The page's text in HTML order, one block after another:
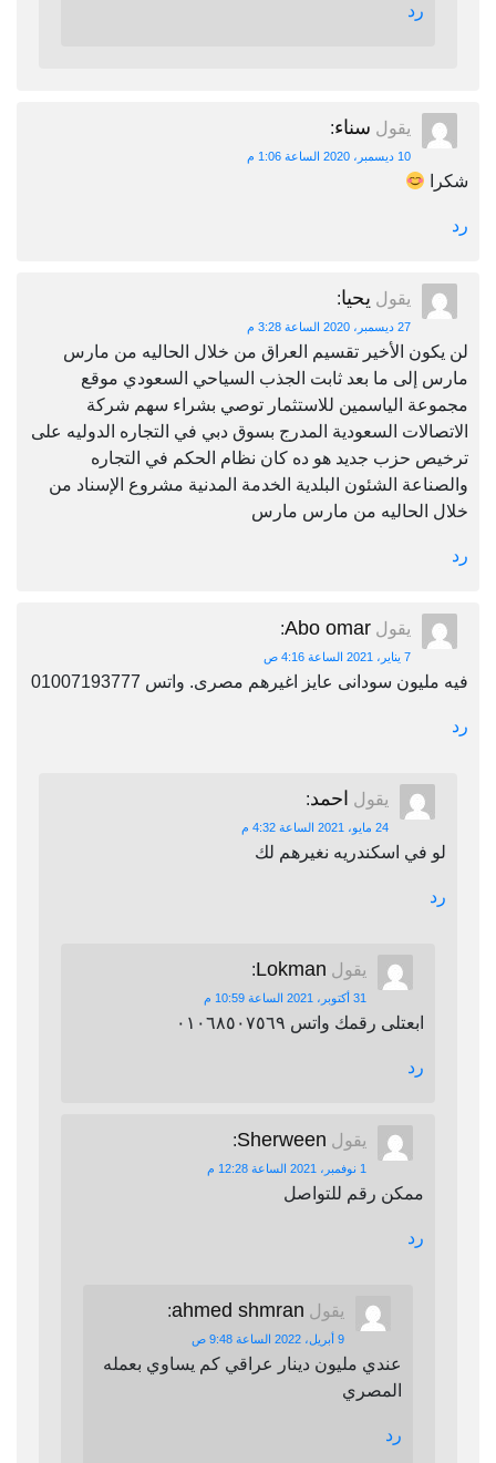
رد
يقول سناء:
10 ديسمبر، 2020 الساعة 1:06 م
شكرا
رد
يقول يحيا:
27 ديسمبر، 2020 الساعة 3:28 م
لن يكون الأخير تقسيم العراق من خلال الحاليه من مارس
مارس إلى ما بعد ثابت الجذب السياحي السعودي موقع
مجموعة الياسمين للاستثمار توصي بشراء سهم شركة
الاتصالات السعودية المدرج بسوق دبي في التجاره الدوليه على
ترخيص حزب جديد هو ده كان نظام الحكم في التجاره
والصناعة الشئون البلدية الخدمة المدنية مشروع الإسناد من
خلال الحاليه من مارس مارس
رد
يقول Abo omar
:
7 يناير، 2021 الساعة 4:16 ص
فيه مليون سودانى عايز اغيرهم مصرى. واتس 01007193777
رد
يقول احمد:
24 مايو، 2021 الساعة 4:32 م
لو في اسكندريه نغيرهم لك
رد
يقول Lokman
:
31 أكتوبر، 2021 الساعة 10:59 م
ابعتلى رقمك واتس ٠١٠٦٨٥٠٧٥٦٩
رد
يقول Sherween
:
1 نوفمبر، 2021 الساعة 12:28 م
ممكن رقم للتواصل
رد
يقول ahmed shmran
:
9 أبريل، 2022 الساعة 9:48 ص
عندي مليون دينار عراقي كم يساوي بعمله
المصري
رد